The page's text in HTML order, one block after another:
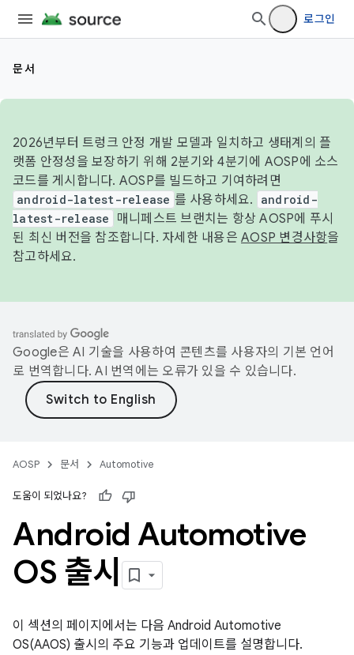
로그인
문서
2026년부터 트렁크 안정 개발 모델과 일치하고 생태계의 플
랫폼 안정성을 보장하기 위해 2분기와 4분기에 AOSP에 소스
코드를 게시합니다. AOSP를 빌드하고 기여하려면
android-latest-release 를 사용하세요.
android-
latest-release
매니페스트 브랜치는 항상 AOSP에 푸시
된 최신 버전을 참조합니다. 자세한 내용은 AOSP 변경사항을
참고하세요.
Google은 AI 기술을 사용하여 콘텐츠를 사용자의 기본 언어
로 번역합니다. AI 번역에는 오류가 있을 수 있습니다.
AOSP 문서 Automotive
도움이 되었나요?
Android Automotive
OS 출시
이 섹션의 페이지에서는 다음 Android Automotive
OS(AAOS) 출시의 주요 기능과 업데이트를 설명합니다.